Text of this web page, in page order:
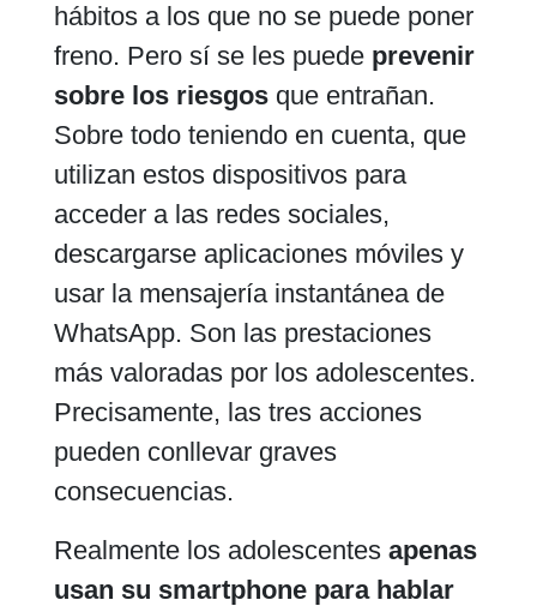
hábitos a los que no se puede poner
freno. Pero sí se les puede prevenir
sobre los riesgos que entrañan.
Sobre todo teniendo en cuenta, que
utilizan estos dispositivos para
acceder a las redes sociales,
descargarse aplicaciones móviles y
usar la mensajería instantánea de
WhatsApp. Son las prestaciones
más valoradas por los adolescentes.
Precisamente, las tres acciones
pueden conllevar graves
consecuencias.
Realmente los adolescentes apenas
usan su smartphone para hablar